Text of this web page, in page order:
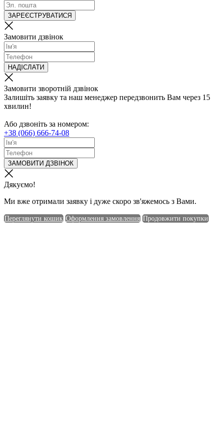
ЗАРЕЄСТРУВАТИСЯ
Замовити дзвінок
НАДІСЛАТИ
Замовити зворотній дзвінок
Залишіть заявку та наш менеджер передзвонить Вам через 15
хвилин!
Або дзвоніть за номером:
+38 (066) 666-74-08
ЗАМОВИТИ ДЗВІНОК
Дякуємо!
Ми вже отримали заявку і дуже скоро зв'яжемось з Вами.
Переглянути кошик Оформлення замовлення Продовжити покупки